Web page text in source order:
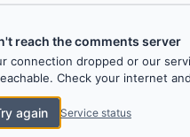
reach the comments server
connection dropped or our
Check your internet
again Service status